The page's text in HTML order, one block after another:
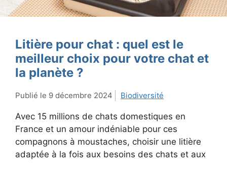
Litière pour chat : quel est le
meilleur choix pour votre chat et
la planète ?
9 décembre 2024 Biodiversité
Avec 15 millions de chats domestiques en
France et un amour indéniable pour ces
compagnons à moustaches, choisir une litière
adaptée à la fois aux besoins des chats et aux